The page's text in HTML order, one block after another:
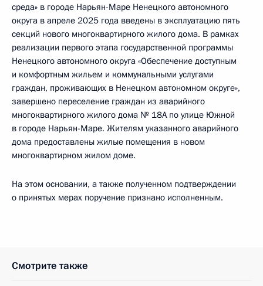
среда» в городе Нарьян-Маре Ненецкого автономного
округа в апреле 2025 года введены в эксплуатацию пять
секций нового многоквартирного жилого дома. В рамках
реализации первого этапа государственной программы
Ненецкого автономного округа «Обеспечение доступным
и комфортным жильем и коммунальными услугами
граждан, проживающих в Ненецком автономном округе»,
завершено переселение граждан из аварийного
многоквартирного жилого дома № 18А по улице Южной
в городе Нарьян-Маре. Жителям указанного аварийного
дома предоставлены жилые помещения в новом
многоквартирном жилом доме.
На этом основании, а также полученном подтверждении
о принятых мерах поручение признано исполненным.
Смотрите также